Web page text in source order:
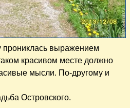
прониклась выражением
красивом месте должно
мысли. По-другому и
Островского.